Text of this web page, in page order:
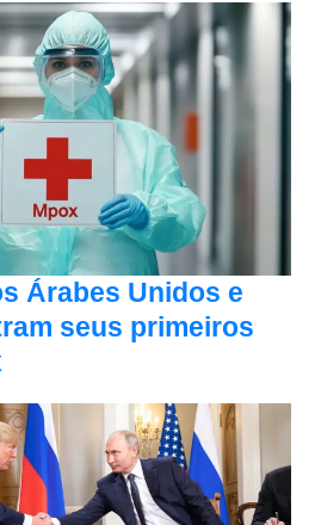
Árabes Unidos e
seus primeiros